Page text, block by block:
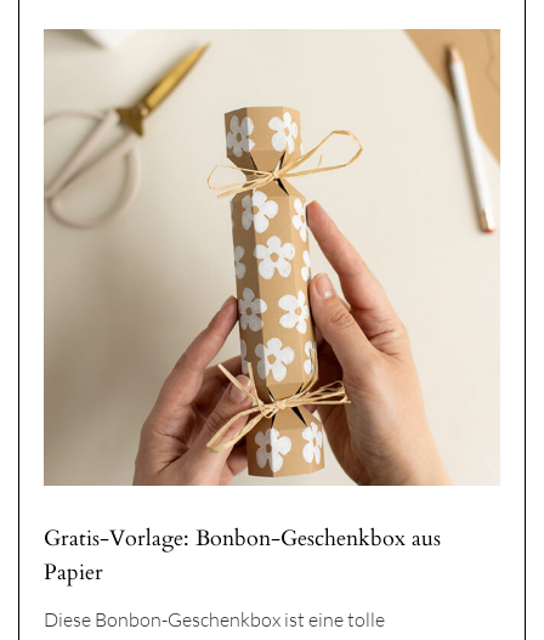
Gratis-Vorlage: Bonbon-Geschenkbox aus
Papier
Diese Bonbon-Geschenkbox ist eine tolle